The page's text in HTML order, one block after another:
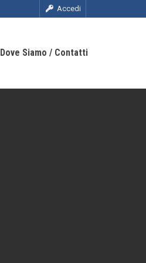
Accedi
Dove Siamo / Contatti